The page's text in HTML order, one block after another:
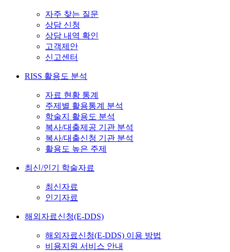
자주 찾는 질문
상담 신청
상담 내역 확인
고객제안
신고센터
RISS 활용도 분석
자료 현황 통계
주제별 활용통계 분석
학술지 활용도 분석
복사/대출제공 기관 분석
복사/대출신청 기관 분석
활용도 높은 주제
최신/인기 학술자료
최신자료
인기자료
해외자료신청(E-DDS)
해외자료신청(E-DDS) 이용 방법
비용지원 서비스 안내